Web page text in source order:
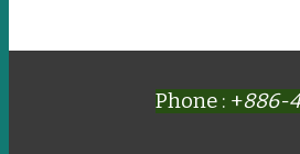
Phone : +886-